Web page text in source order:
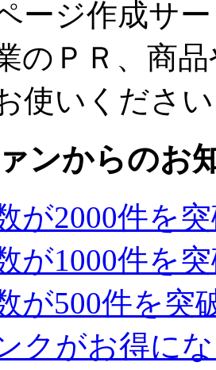
ージ作成サ
のＰＲ、商
使いくださ
ンからのお
が2000件を
が1000件を
が500件を突
クがお得に